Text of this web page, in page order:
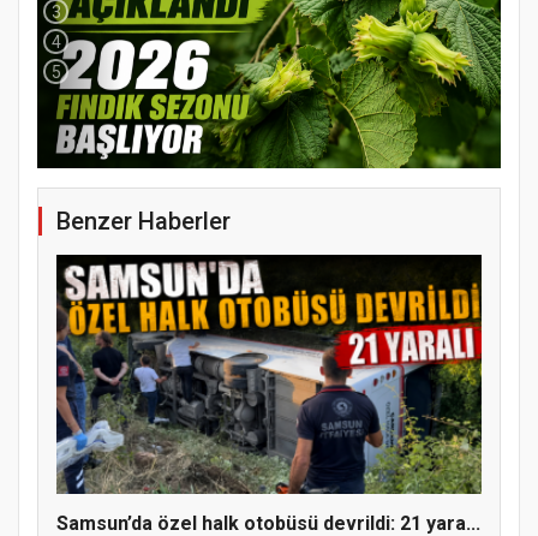
YENİ PARTİ TERME İLÇE BAŞKANLIĞINDA
ÜYE KATILIM PROGRAMI
3
4
5
Benzer Haberler
Samsun’da özel halk otobüsü devrildi: 21 yara...